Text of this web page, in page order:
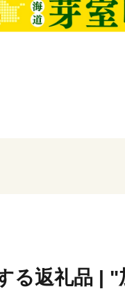
る返礼品 | "